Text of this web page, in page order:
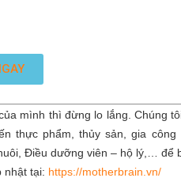
mình thì đừng lo lắng. Chúng
thực phẩm, thủy sản, gia
Điều dưỡng viên – hộ lý,… để
nhật tại: https://motherbrain.vn/